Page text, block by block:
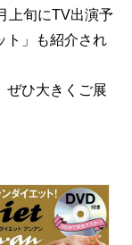
上旬にTV出演予
ト」も紹介され
ぜひ大きくご展